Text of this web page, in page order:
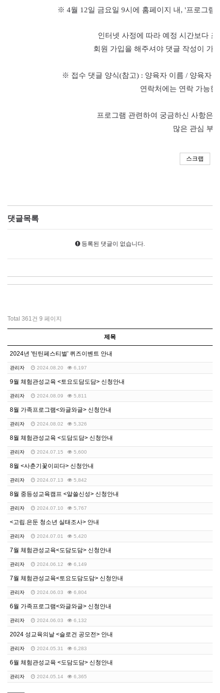
※ 4월 12일 금요일9시에 홈페이지 내 , '프로그램
인터넷 사정에 따라 예정 시간보다
회원 가입을 해주셔야 댓글 작성이 가
※ 접수 댓글 양식(참고) : 양육자 이름/ 양육자
연락처에는 연락 가능
프로그램 관련하여 궁금하신 사항은
많은 관심 부
스크랩
댓글목록
등록된 댓글이 없습니다.
Total 361건 9 페이지
제목
2024년 '틴틴페스티벌' 퀴즈이벤트 안내
관리자 2024.08.20 6,197
9월 체험관성교육 <토요도담도담> 신청안내
관리자 2024.08.09 5,811
8월 가족프로그램<와글와글> 신청안내
관리자 2024.08.02 5,326
8월 체험관성교육 <도담도담> 신청안내
관리자 2024.07.15 5,600
8월 <사춘기꽃이피다> 신청안내
관리자 2024.07.13 5,842
8월 중등성교육캠프 <알쓸신성> 신청안내
관리자 2024.07.10 5,767
<고립.은둔 청소년 실태조사> 안내
관리자 2024.07.01 5,420
7월 체험관성교육<도담도담> 신청안내
관리자 2024.06.12 6,149
7월 체험관성교육<토요도담도담> 신청안내
관리자 2024.06.03 6,804
6월 가족프로그램<와글와글> 신청안내
관리자 2024.06.03 6,132
2024 성교육의날 <슬로건 공모전> 안내
관리자 2024.05.31 6,283
6월 체험관성교육 <도담도담> 신청안내
관리자 2024.05.14 6,365